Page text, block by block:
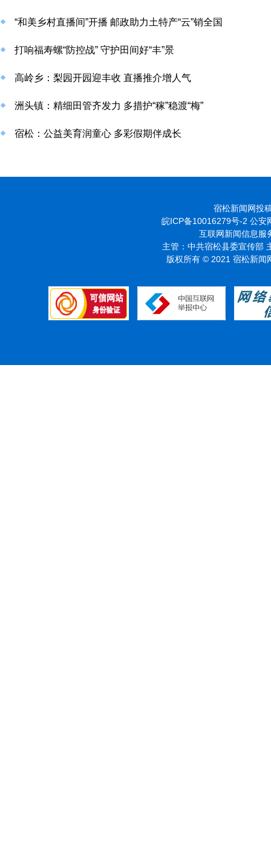
“和美乡村直播间”开播 邮政助力土特产“云”销全国
打响福寿螺“防控战” 守护田间好“丰”景
高岭乡：梨园开园迎丰收 直播推介增人气
洲头镇：精细田管齐发力 多措护“稼”稳渡“梅”
宿松：公益美育润童心 多彩假期伴成长
宿松新闻网投
皖ICP备10016279号-2 公安
互联网新闻信息服
主管：中共宿松县委宣传部
版权所有 © 2021 宿松新闻